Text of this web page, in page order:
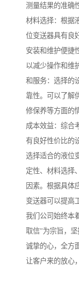
测量结果的准确
材料选择：根据
位变送器具有良
安装和维护便捷
以减少操作和维
和服务：选择的
靠性。可以了解
修保养等方面的
成本效益：综合
有良好性价比的
选择适合的液位
定性、材料选择
因素。根据具体
变送器可以提高
我们公司始终本
取信”为宗旨，
诚挚的心，全方
让客户来的放心